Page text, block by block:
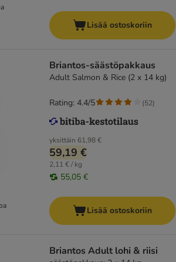
Lisää ostoskoriin
Briantos-säästöpakkaus
Adult Salmon & Rice (2 x 14 kg)
yksittäin 61,98 €
59,19 €
2,11 € / kg
55,05 €
Rating: 4.4/5 (52)
Lisää ostoskoriin
Briantos Adult lohi & riisi